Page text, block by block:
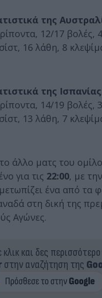
της
12/17 βολές,
16 λάθη, 8
της Ισπανίας
14/19 βολές,
13 λάθη, 7
άλλο ματς του
για τις 22:00, με
ένα από τα
στη δική της
Αγώνες.
κλικ και δες περισσότερο
στην αναζήτηση της